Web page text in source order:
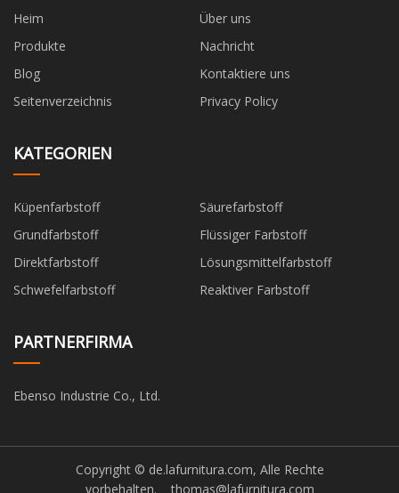
Heim
Über uns
Produkte
Nachricht
Blog
Kontaktiere uns
Seitenverzeichnis
Privacy Policy
KATEGORIEN
Küpenfarbstoff
Säurefarbstoff
Grundfarbstoff
Flüssiger Farbstoff
Direktfarbstoff
Lösungsmittelfarbstoff
Schwefelfarbstoff
Reaktiver Farbstoff
PARTNERFIRMA
Ebenso Industrie Co., Ltd.
Copyright © de.lafurnitura.com, Alle Rechte
vorbehalten.thomas@lafurnitura.com